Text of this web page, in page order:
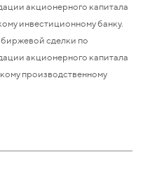
акционерного капитала
инвестиционному банку.
сделки по
акционерного капитала
производственному